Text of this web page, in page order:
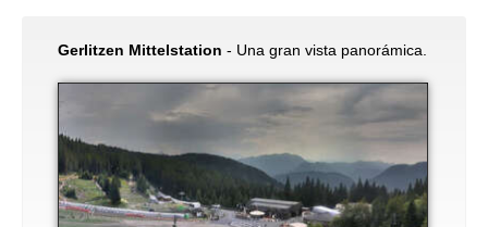
Gerlitzen Mittelstation - Una gran vista panorámica.